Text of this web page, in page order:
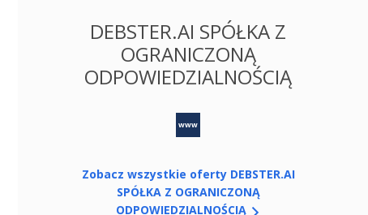
DEBSTER.AI SPÓŁKA Z
OGRANICZONĄ
ODPOWIEDZIALNOŚCIĄ
www
Zobacz wszystkie oferty DEBSTER.AI
SPÓŁKA Z OGRANICZONĄ
ODPOWIEDZIALNOŚCIĄ